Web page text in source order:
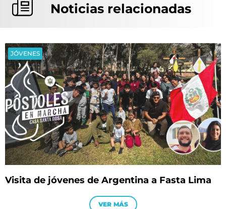
Noticias relacionadas
JÓVENES
Visita de jóvenes de Argentina a Fasta Lima
VER MÁS